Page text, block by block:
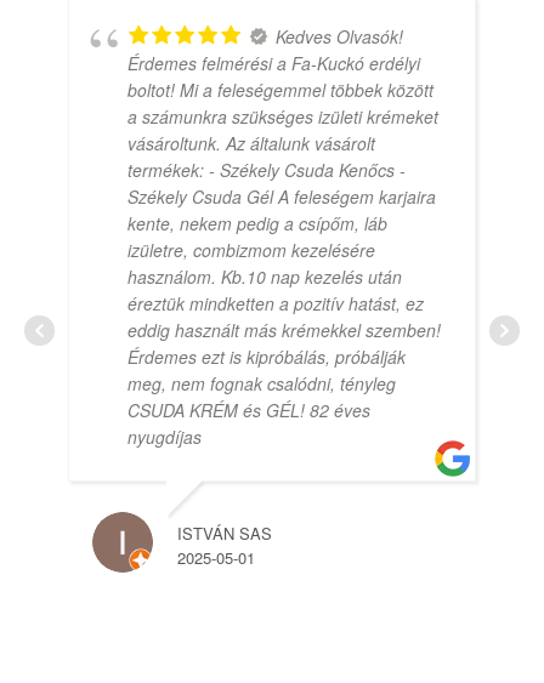
Kedves Olvasók!
Érdemes felmérési a Fa-Kuckó erdélyi
boltot! Mi a feleségemmel többek között
a számunkra szükséges izületi krémeket
vásároltunk. Az általunk vásárolt
termékek: - Székely Csuda Kenőcs -
Székely Csuda Gél A feleségem karjaira
kente, nekem pedig a csípőm, láb
izületre, combizmom kezelésére
használom. Kb.10 nap kezelés után
éreztük mindketten a pozitív hatást, ez
eddig használt más krémekkel szemben!
Érdemes ezt is kipróbálás, próbálják
meg, nem fognak csalódni, tényleg
CSUDA KRÉM és GÉL! 82 éves
nyugdíjas
ISTVÁN SAS
2025-05-01